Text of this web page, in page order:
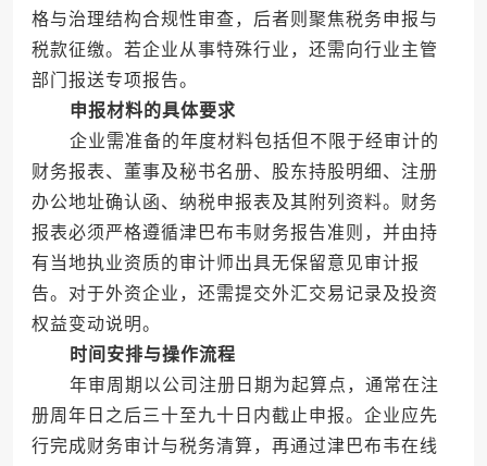
格与治理结构合规性审查，后者则聚焦税务申报与
税款征缴。若企业从事特殊行业，还需向行业主管
部门报送专项报告。
申报材料的具体要求
企业需准备的年度材料包括但不限于经审计的
财务报表、董事及秘书名册、股东持股明细、注册
办公地址确认函、纳税申报表及其附列资料。财务
报表必须严格遵循津巴布韦财务报告准则，并由持
有当地执业资质的审计师出具无保留意见审计报
告。对于外资企业，还需提交外汇交易记录及投资
权益变动说明。
时间安排与操作流程
年审周期以公司注册日期为起算点，通常在注
册周年日之后三十至九十日内截止申报。企业应先
行完成财务审计与税务清算，再通过津巴布韦在线